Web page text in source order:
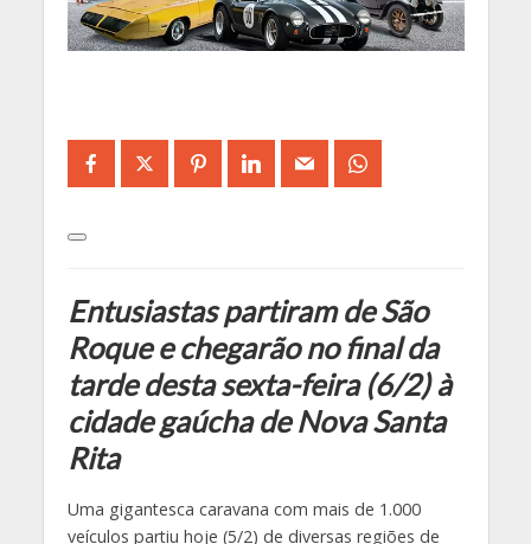
Entusiastas partiram de São
Roque e chegarão no final da
tarde desta sexta-feira (6/2) à
cidade gaúcha de Nova Santa
Rita
Uma gigantesca caravana com mais de 1.000
veículos partiu hoje (5/2) de diversas regiões de